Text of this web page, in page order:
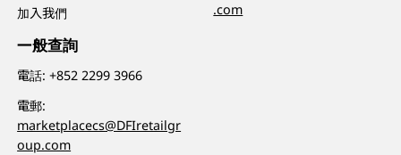
加入我們
一般查詢
電話:+852 2299 3966
電郵:
marketplacecs@DFIretailgr
oup.com
.com